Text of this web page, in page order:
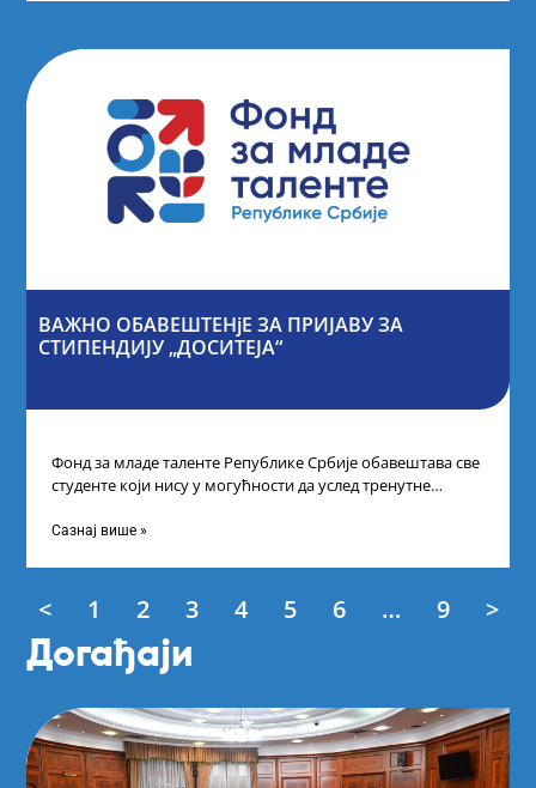
ВАЖНО ОБАВЕШТЕНјЕ ЗА ПРИЈАВУ ЗА
СТИПЕНДИЈУ „ДОСИТЕЈА“
Фонд за младе таленте Републике Србије обавештава све
студенте који нису у могућности да услед тренутне
Сазнај више »
< 1 2 3 4 5 6 … 9 >
Догађаји